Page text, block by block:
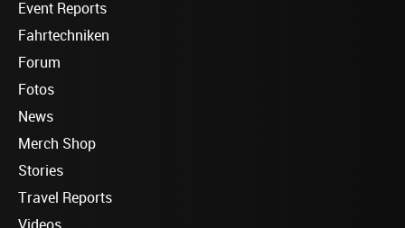
Event Reports
Fahrtechniken
Forum
Fotos
News
Merch Shop
Stories
Travel Reports